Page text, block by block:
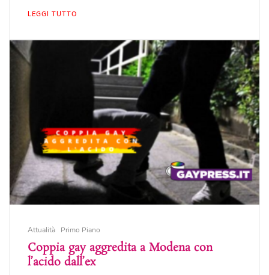
LEGGI TUTTO
Attualità Primo Piano
Coppia gay aggredita a Modena con
l’acido dall’ex